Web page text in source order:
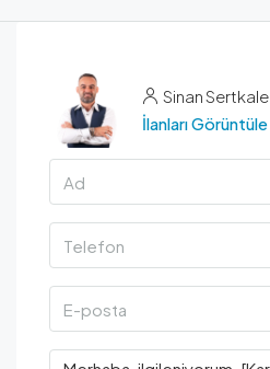
Sinan Sertkale
İlanları Görüntüle